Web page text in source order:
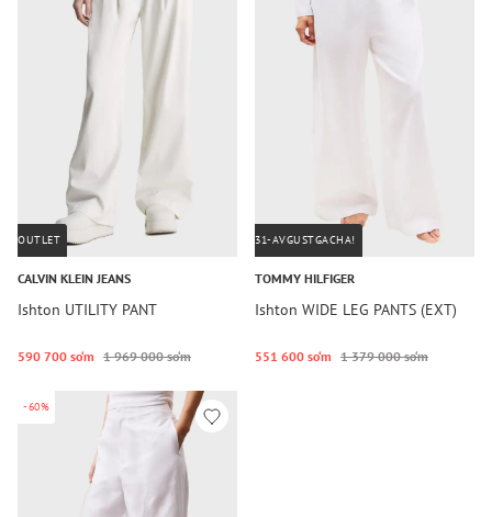
OUTLET
CALVIN KLEIN JEANS
Ishton UTILITY PANT
590 700 so‘m 1 969 000 so‘m
31-AVGUSTGACHA!
TOMMY HILFIGER
Ishton WIDE LEG PANTS (EXT)
551 600 so‘m 1 379 000 so‘m
-60%